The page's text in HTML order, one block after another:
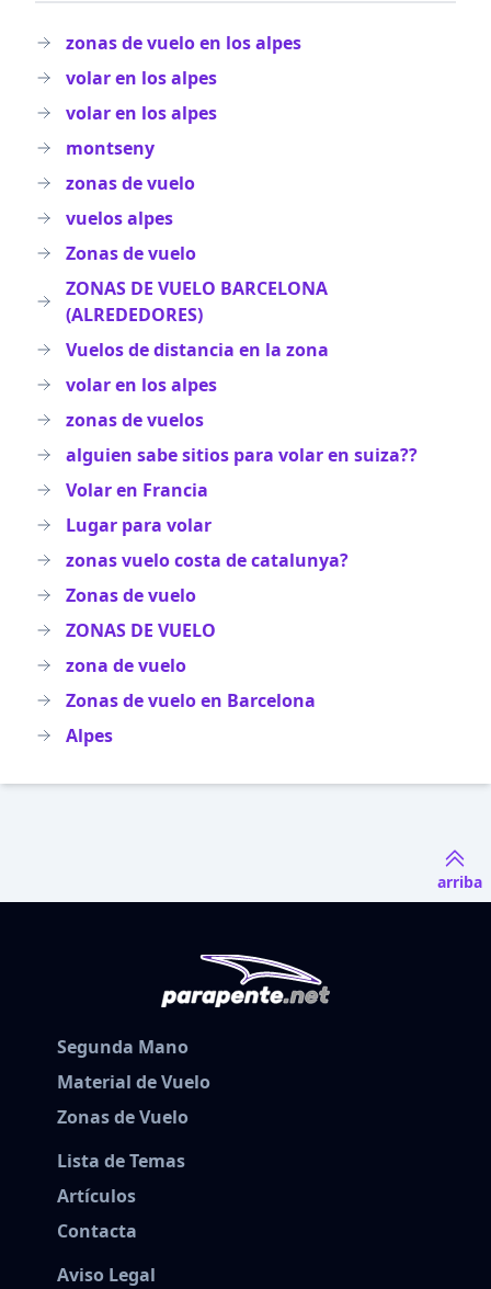
zonas de vuelo en los alpes
volar en los alpes
volar en los alpes
montseny
zonas de vuelo
vuelos alpes
Zonas de vuelo
ZONAS DE VUELO BARCELONA
(ALREDEDORES)
Vuelos de distancia en la zona
volar en los alpes
zonas de vuelos
alguien sabe sitios para volar en suiza??
Volar en Francia
Lugar para volar
zonas vuelo costa de catalunya?
Zonas de vuelo
ZONAS DE VUELO
zona de vuelo
Zonas de vuelo en Barcelona
Alpes
arriba
Segunda Mano
Material de Vuelo
Zonas de Vuelo
Lista de Temas
Artículos
Contacta
Aviso Legal